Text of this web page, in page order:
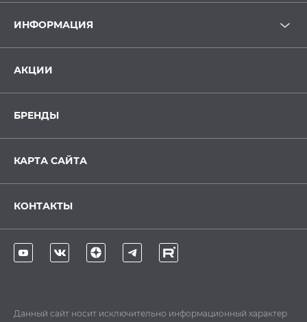
ИНФОРМАЦИЯ
АКЦИИ
БРЕНДЫ
КАРТА САЙТА
КОНТАКТЫ
Данный сайт носит исключительно информационный характер